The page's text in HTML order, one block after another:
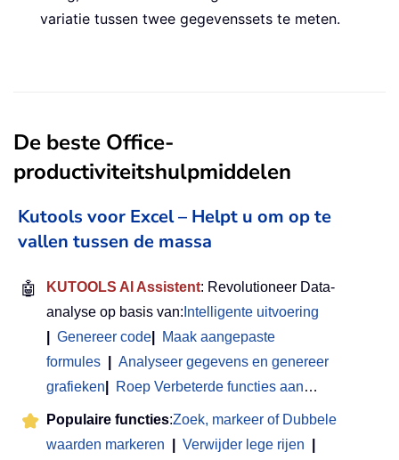
variatie tussen twee gegevenssets te meten.
De beste Office-
productiviteitshulpmiddelen
Kutools voor Excel – Helpt u om op te
vallen tussen de massa
🤖 KUTOOLS AI Assistent: Revolutioneer Data-
analyse op basis van: Intelligente uitvoering
Genereer code
Maak aangepaste
formules
Analyseer gegevens en genereer
grafieken
Roep Verbeterde functies aan…
Populaire functies:Zoek, markeer of Dubbele
waarden markeren
Verwijder lege rijen